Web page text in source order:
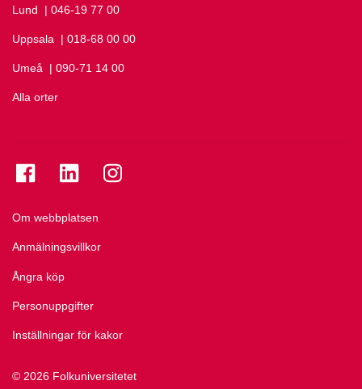
Lund Ring Lund på
| 046-19 77 00
Uppsala Ring Uppsala på
| 018-68 00 00
Umeå Ring Umeå på
| 090-71 14 00
Alla orter
© 2026 Folkuniversitetet
Om webbplatsen
Anmälningsvillkor
Ångra köp
Personuppgifter
Inställningar för kakor
Se folkuniversitetet på Facebook
Se folkuniversitetet på LinkedIn